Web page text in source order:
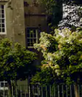
baixo do